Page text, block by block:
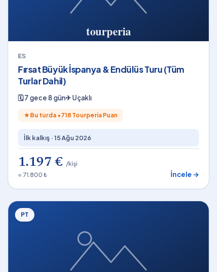
ES
Fırsat Büyük İspanya & Endülüs Turu (Tüm
Turlar Dahil)
🗓7 gece 8 gün✈Uçaklı
★ Bu turda +718 Tourperia Puan
İlk kalkış ·15 Ağu 2026
1.197 € /kişi
≈ 71.800 ₺
İncele →
PT